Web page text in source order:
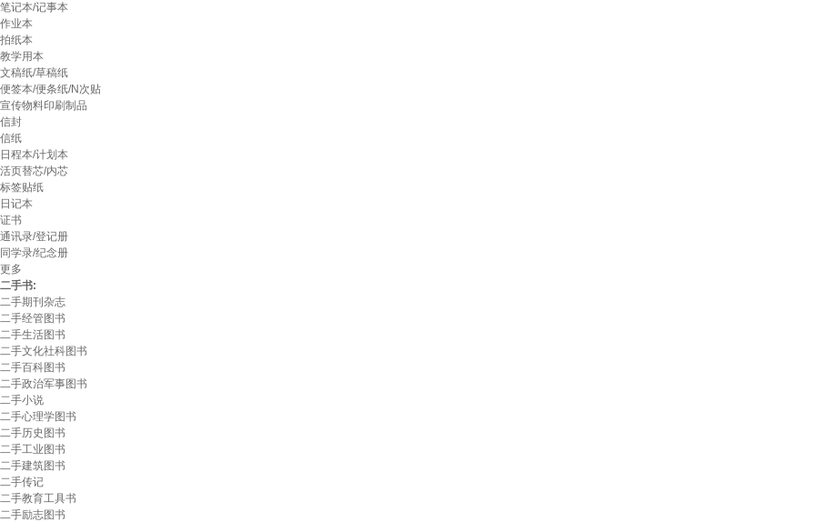
笔记本/记事本
作业本
拍纸本
教学用本
文稿纸/草稿纸
便签本/便条纸/N次贴
宣传物料印刷制品
信封
信纸
日程本/计划本
活页替芯/内芯
标签贴纸
日记本
证书
通讯录/登记册
同学录/纪念册
更多
二手书:
二手期刊杂志
二手经管图书
二手生活图书
二手文化社科图书
二手百科图书
二手政治军事图书
二手小说
二手心理学图书
二手历史图书
二手工业图书
二手建筑图书
二手传记
二手教育工具书
二手励志图书